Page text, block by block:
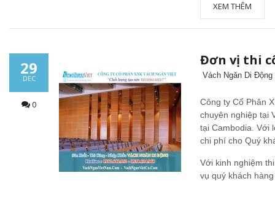
XEM THÊM
29
DEC
0
Đơn vị thi
Vách Ngăn Di Động
Công ty Cổ Phân
chuyên nghiệp tại
tại Cambodia. Với
chi phí cho Quý
Với kinh nghiệm
vụ quý khách